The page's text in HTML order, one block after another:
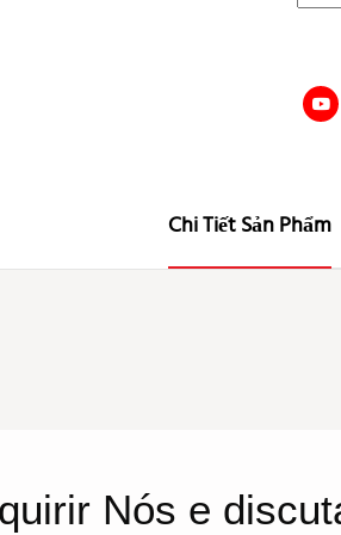
Chi Tiết Sản Phẩm
Nós e